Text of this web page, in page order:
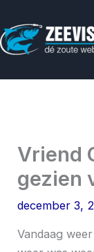
naar
de
Vriend
gezien
december 3,
Vandaag